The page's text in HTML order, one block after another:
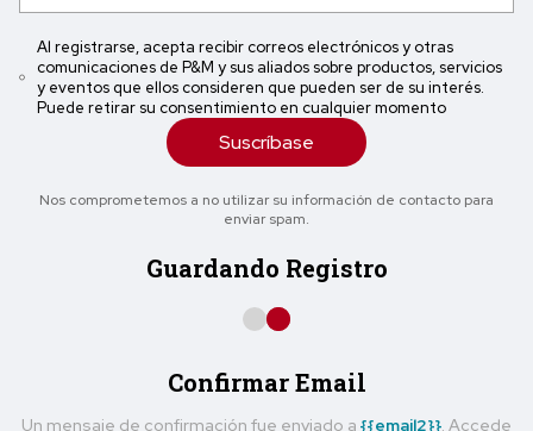
Al registrarse, acepta recibir correos electrónicos y otras
comunicaciones de P&M y sus aliados sobre productos, servicios
y eventos que ellos consideren que pueden ser de su interés.
Puede retirar su consentimiento en cualquier momento
Suscríbase
Nos comprometemos a no utilizar su información de contacto para
enviar spam.
Guardando Registro
Confirmar Email
Un mensaje de confirmación fue enviado a {{email2}}. Accede